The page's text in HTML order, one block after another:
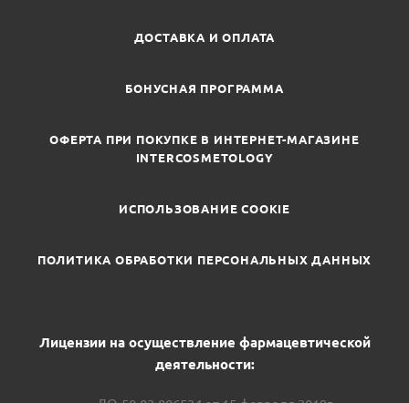
ДОСТАВКА И ОПЛАТА
БОНУСНАЯ ПРОГРАММА
ОФЕРТА ПРИ ПОКУПКЕ В ИНТЕРНЕТ-МАГАЗИНЕ
INTERCOSMETOLOGY
ИСПОЛЬЗОВАНИЕ COOKIE
ПОЛИТИКА ОБРАБОТКИ ПЕРСОНАЛЬНЫХ ДАННЫХ
Лицензии на осуществление фармацевтической
деятельности: